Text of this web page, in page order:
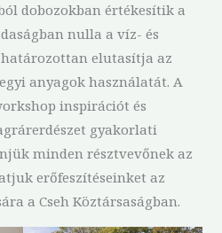
dobozokban értékesítik a
nulla a víz- és
elutasítja az
anyagok használatát. A
inspirációt és
gyakorlati
minden résztvevőnek az
erőfeszítéseinket az
a Cseh Köztársaságban.